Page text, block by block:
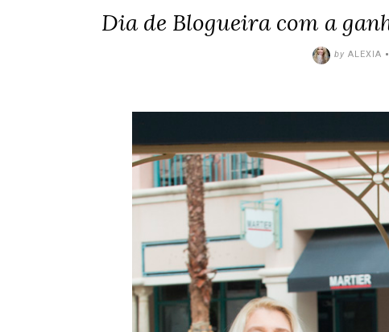
Dia de Blogueira com a
by ALEXIA